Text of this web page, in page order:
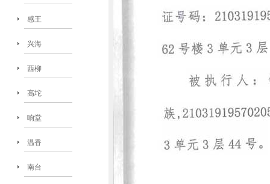
感王
兴海
西柳
高坨
响堂
温香
南台